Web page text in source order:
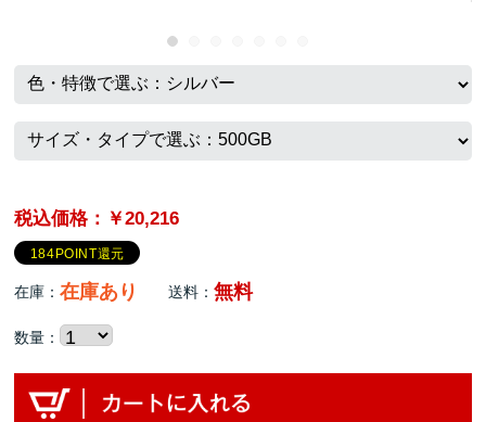
税込価格：￥20,216
184POINT還元
在庫：在庫あり 送料：無料
数量：